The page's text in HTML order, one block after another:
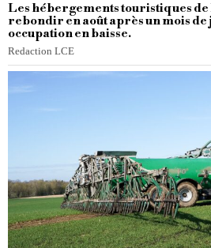
Les hébergements touristiques
rebondir en août après un mois
occupation en baisse.
Redaction LCE